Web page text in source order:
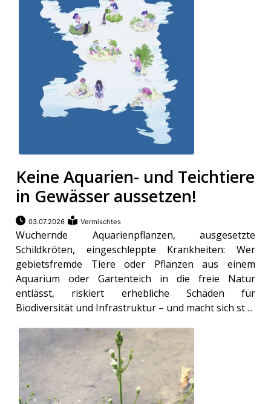
Keine Aquarien- und Teichtiere
in Gewässer aussetzen!
03.07.2026 Vermischtes
Wuchernde Aquarienpflanzen, ausgesetzte
Schildkröten, eingeschleppte Krankheiten: Wer
gebietsfremde Tiere oder Pflanzen aus einem
Aquarium oder Gartenteich in die freie Natur
entlässt, riskiert erhebliche Schäden für
Biodiversität und Infrastruktur – und macht sich st ...